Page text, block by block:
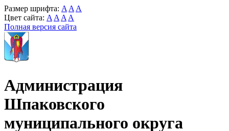
Размер шрифта: A A A
Цвет сайта: A A A A
Полная версия сайта
Администрация
Шпаковского
муниципального округа